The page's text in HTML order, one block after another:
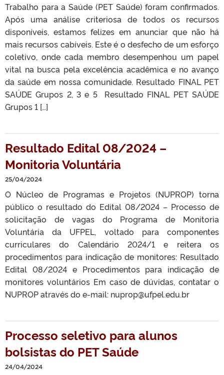
Trabalho para a Saúde (PET Saúde) foram confirmados.
Após uma análise criteriosa de todos os recursos
disponíveis, estamos felizes em anunciar que não há
mais recursos cabíveis. Este é o desfecho de um esforço
coletivo, onde cada membro desempenhou um papel
vital na busca pela excelência acadêmica e no avanço
da saúde em nossa comunidade. Resultado FINAL PET
SAÚDE Grupos 2, 3 e 5 Resultado FINAL PET SAÚDE
Grupos 1 […]
Resultado Edital 08/2024 –
Monitoria Voluntária
25/04/2024
O Núcleo de Programas e Projetos (NUPROP) torna
público o resultado do Edital 08/2024 – Processo de
solicitação de vagas do Programa de Monitoria
Voluntária da UFPEL, voltado para componentes
curriculares do Calendário 2024/1 e reitera os
procedimentos para indicação de monitores: Resultado
Edital 08/2024 e Procedimentos para indicação de
monitores voluntários Em caso de dúvidas, contatar o
NUPROP através do e-mail: nuprop@ufpel.edu.br
Processo seletivo para alunos
bolsistas do PET Saúde
24/04/2024